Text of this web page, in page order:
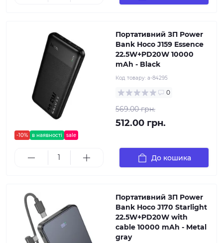
-10% в наявності sale
Портативний ЗП Power
Bank Hoco J159 Essence
22.5W+PD20W 10000
mAh - Black
Код товару: a-84295
0
569.00 грн.
512.00 грн.
До кошика
Портативний ЗП Power
Bank Hoco J170 Starlight
22.5W+PD20W with
cable 10000 mAh - Metal
gray